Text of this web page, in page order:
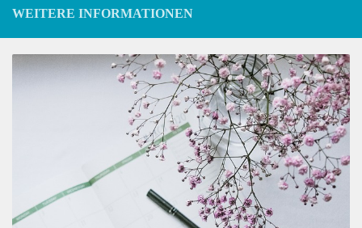
WEITERE INFORMATIONEN